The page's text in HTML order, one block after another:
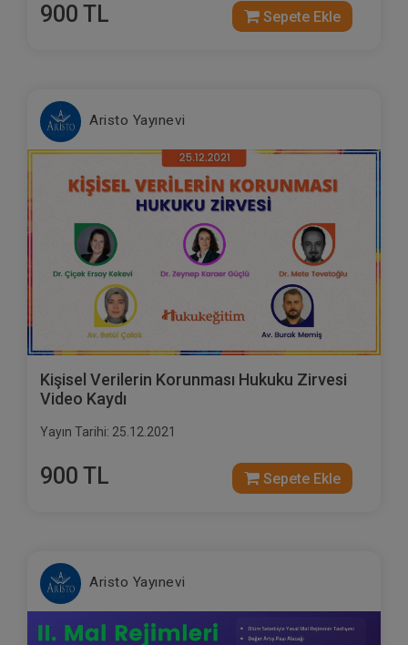
900 TL Sepete Ekle
Aristo Yayınevi
Kişisel Verilerin Korunması Hukuku Zirvesi
Video Kaydı
Yayın Tarihi: 25.12.2021
900 TL Sepete Ekle
Aristo Yayınevi